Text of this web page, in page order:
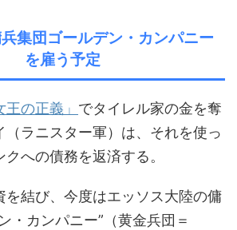
集団ゴールデン・カンパニー
を雇う予定
の正義」 でタイレル家の金を奪
（ラニスター軍）は、それを使っ
への債務を返済する。
を結び、今度はエッソス大陸の傭
・カンパニー”（黄金兵団＝